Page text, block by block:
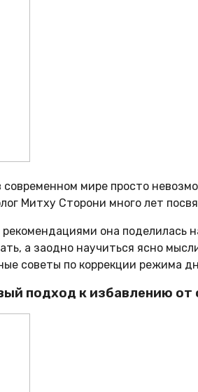
мире просто
Митху Сторони много лет
она поделилась
а заодно научиться ясно
советы по коррекции режима
подход к избавлению от